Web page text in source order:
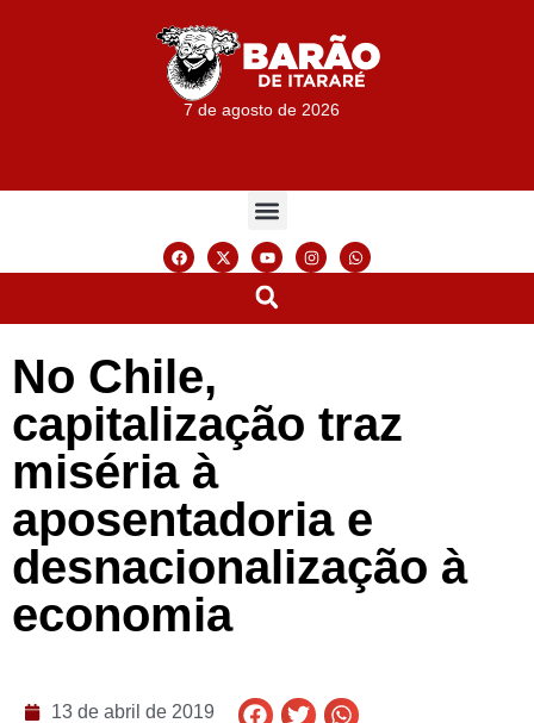
7 de agosto de 2026
No Chile,
capitalização traz
miséria à
aposentadoria e
desnacionalização à
economia
13 de abril de 2019